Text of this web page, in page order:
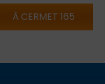
À CERMET 165